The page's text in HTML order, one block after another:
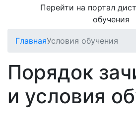
Перейти на портал
обучения
ГлавнаяУсловия обучения
Порядок
и условия